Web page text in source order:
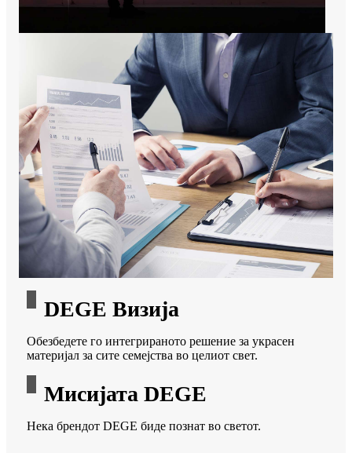
DEGE Визија
Обезбедете го интегрираното решение за украсен
материјал за сите семејства во целиот свет.
Мисијата DEGE
Нека брендот DEGE биде познат во светот.